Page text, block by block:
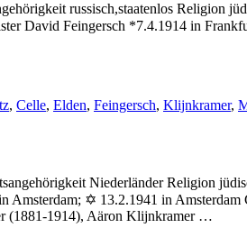
russisch,staatenlos Religion
David Feingersch *7.4.1914 in
, Celle, Elden, Feingersch, Klijnkramer,
Niederländer Religion
Amsterdam; ✡ 13.2.1941 in
(1881-1914), Aäron Klijnkramer …